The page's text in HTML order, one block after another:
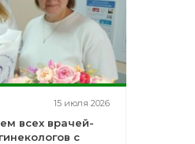
15 июля 2026
всех врачей-
с